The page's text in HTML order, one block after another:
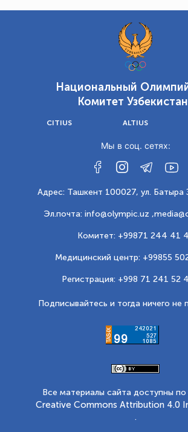
Национальный
Комитет
CITIUS ALTIUS
Мы в соц. сетях:
Адрес: Ташкент 100027, ул. Батыра
Эл.почта: info@olympic.uz ,
Комитет: +99871 244 41
Медицинский центр: +99855
Регистрация: +998 71 241 52
Подписывайтесь и тогда ничего не
Все материалы сайта доступны по
Creative Commons Attribution 4.0
.